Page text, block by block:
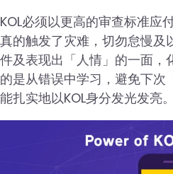
KOL必须以更高的审查标准应
真的触发了灾难，切勿怠慢及
件及表现出「人情」的一面，
的是从错误中学习，避免下次
能扎实地以KOL身分发光发亮。